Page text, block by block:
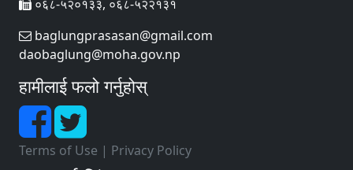
०६८-५२०१३३, ०६८-५२२१३१
baglungprasasan@gmail.com
daobaglung@moha.gov.np
हामीलाई फलो गर्नुहोस्
Terms of Use | Privacy Policy